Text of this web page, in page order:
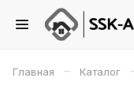
Главная – Каталог